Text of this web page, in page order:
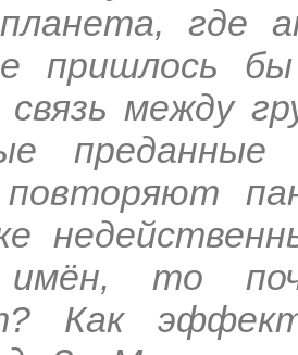
где
пришлось
связь между
то
Как